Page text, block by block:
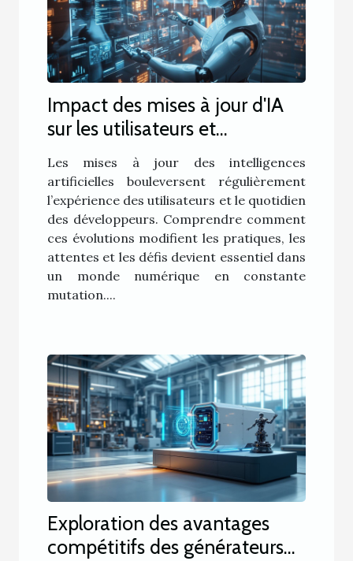
Impact des mises à jour d'IA
sur les utilisateurs et
développeurs
Les mises à jour des intelligences
artificielles bouleversent régulièrement
l’expérience des utilisateurs et le quotidien
des développeurs. Comprendre comment
ces évolutions modifient les pratiques, les
attentes et les défis devient essentiel dans
un monde numérique en constante
mutation....
Exploration des avantages
compétitifs des générateurs